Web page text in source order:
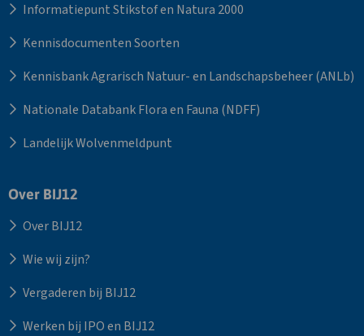
Informatiepunt Stikstof en Natura 2000
Kennisdocumenten Soorten
Kennisbank Agrarisch Natuur- en Landschapsbeheer (ANLb)
Nationale Databank Flora en Fauna (NDFF)
Landelijk Wolvenmeldpunt
Over BIJ12
Over BIJ12
Wie wij zijn?
Vergaderen bij BIJ12
Werken bij IPO en BIJ12